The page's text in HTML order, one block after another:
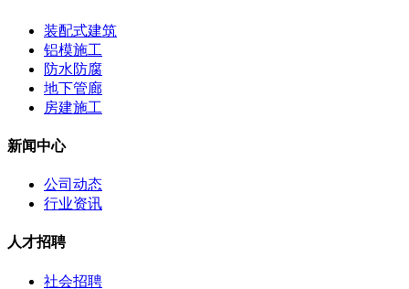
装配式建筑
铝模施工
防水防腐
地下管廊
房建施工
新闻中心
公司动态
行业资讯
人才招聘
社会招聘